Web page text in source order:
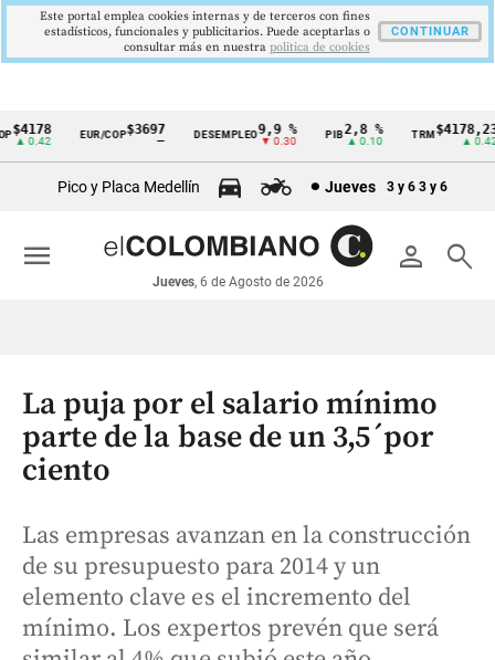
Cintillo
económicos
Colombia
0.42
EUR/COP$3697 DESEMPLEO9,9 %
▼ 0.30
2,8 %
▲ 0.10
TRM$4178,23
▲ 0.42
Pico y Placa Medellín Jueves 3 y 6 3 y 6
person search
Jueves, 6 de Agosto de 2026
menu
La puja por el salario mínimo
parte de la base de un 3,5´por
ciento
Las empresas avanzan en la construcción
de su presupuesto para 2014 y un
elemento clave es el incremento del
mínimo. Los expertos prevén que será
Este portal emplea cookies internas y de terceros con fines
estadísticos, funcionales y publicitarios. Puede aceptarlas o
consultar más en nuestra politica de cookies
CONTINUAR